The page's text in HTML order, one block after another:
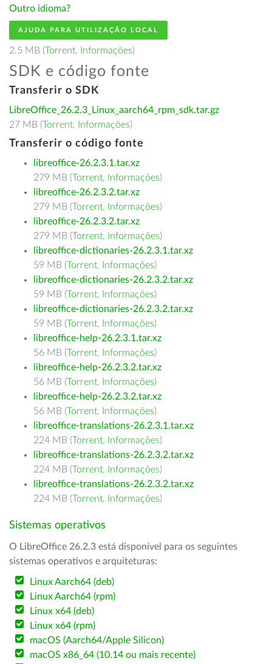
Outro idioma?
AJUDA PARA UTILIZAÇÃO LOCAL
2.5 MB (Torrent, Informações)
SDK e código fonte
Transferir o SDK
LibreOffice_26.2.3_Linux_aarch64_rpm_sdk.tar.gz
27 MB (Torrent, Informações)
Transferir o código fonte
libreoffice-26.2.3.1.tar.xz
279 MB (Torrent, Informações)
libreoffice-26.2.3.2.tar.xz
279 MB (Torrent, Informações)
libreoffice-26.2.3.2.tar.xz
279 MB (Torrent, Informações)
libreoffice-dictionaries-26.2.3.1.tar.xz
59 MB (Torrent, Informações)
libreoffice-dictionaries-26.2.3.2.tar.xz
59 MB (Torrent, Informações)
libreoffice-dictionaries-26.2.3.2.tar.xz
59 MB (Torrent, Informações)
libreoffice-help-26.2.3.1.tar.xz
56 MB (Torrent, Informações)
libreoffice-help-26.2.3.2.tar.xz
56 MB (Torrent, Informações)
libreoffice-help-26.2.3.2.tar.xz
56 MB (Torrent, Informações)
libreoffice-translations-26.2.3.1.tar.xz
224 MB (Torrent, Informações)
libreoffice-translations-26.2.3.2.tar.xz
224 MB (Torrent, Informações)
libreoffice-translations-26.2.3.2.tar.xz
224 MB (Torrent, Informações)
Sistemas operativos
O LibreOffice 26.2.3 está disponível para os seguintes
sistemas operativos e arquiteturas:
Linux Aarch64 (deb)
Linux Aarch64 (rpm)
Linux x64 (deb)
Linux x64 (rpm)
macOS (Aarch64/Apple Silicon)
macOS x86_64 (10.14 ou mais recente)